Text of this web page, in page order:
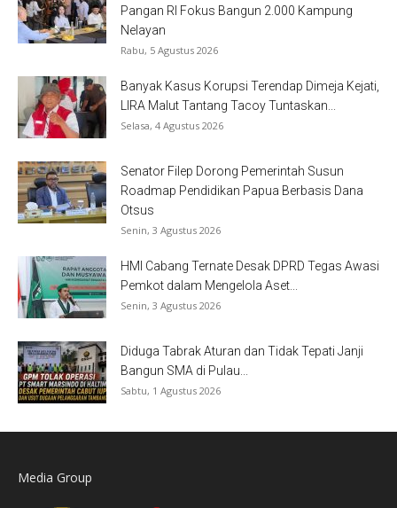
Pangan RI Fokus Bangun 2.000 Kampung
Nelayan
Rabu, 5 Agustus 2026
Banyak Kasus Korupsi Terendap Dimeja Kejati,
LIRA Malut Tantang Tacoy Tuntaskan...
Selasa, 4 Agustus 2026
Senator Filep Dorong Pemerintah Susun
Roadmap Pendidikan Papua Berbasis Dana
Otsus
Senin, 3 Agustus 2026
HMI Cabang Ternate Desak DPRD Tegas Awasi
Pemkot dalam Mengelola Aset...
Senin, 3 Agustus 2026
Diduga Tabrak Aturan dan Tidak Tepati Janji
Bangun SMA di Pulau...
Sabtu, 1 Agustus 2026
Media Group